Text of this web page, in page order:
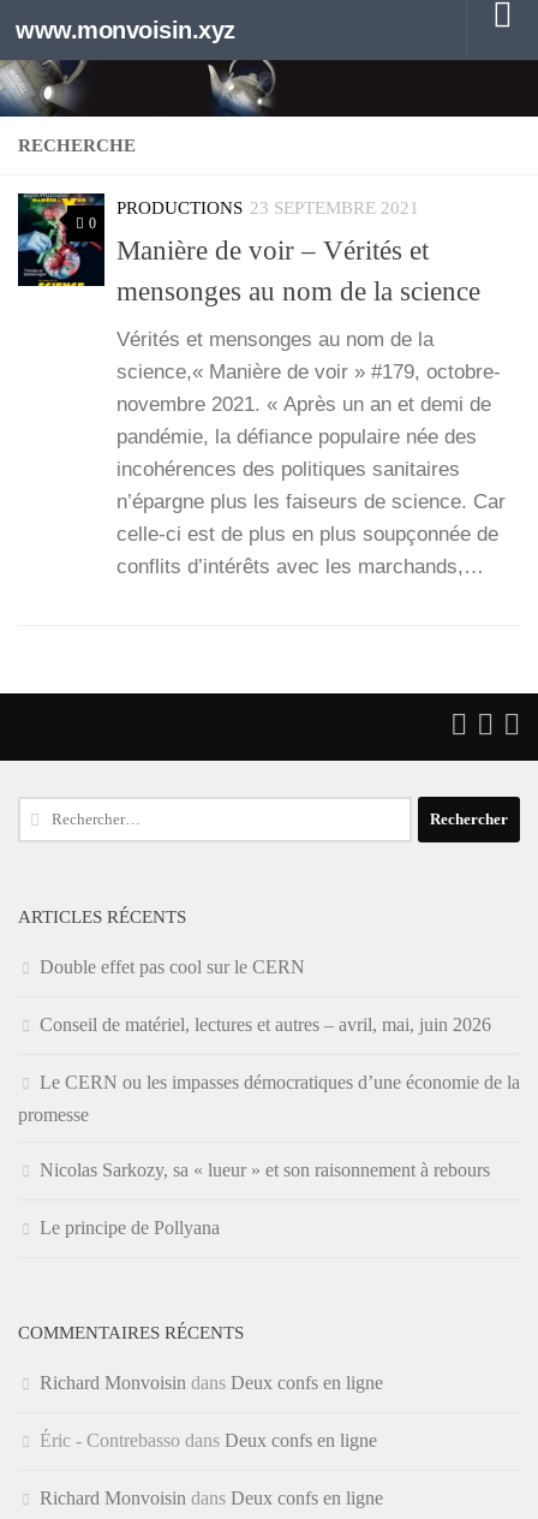
Au dessous du contenu
www.monvoisin.xyz
RECHERCHE
0
PRODUCTIONS 23 SEPTEMBRE 2021
Manière de voir – Vérités et
mensonges au nom de la science
Véri­tés et men­songes au nom de la
science,« Manière de voir » #179, octobre-
novembre 2021. « Après un an et demi de
pan­dé­mie, la défiance popu­laire née des
inco­hé­rences des poli­tiques sani­taires
n’épargne plus les fai­seurs de science. Car
celle-ci est de plus en plus soup­çon­née de
conflits d’intérêts avec les mar­chands,…
Rechercher :
ARTICLES RÉCENTS
Double effet pas cool sur le CERN
Conseil de matériel, lectures et autres – avril, mai, juin 2026
Le CERN ou les impasses démocratiques d’une économie de la
promesse
Nicolas Sarkozy, sa « lueur » et son raisonnement à rebours
Le principe de Pollyana
COMMENTAIRES RÉCENTS
Richard Monvoisin dans Deux confs en ligne
Éric - Contrebasso dans Deux confs en ligne
Richard Monvoisin dans Deux confs en ligne